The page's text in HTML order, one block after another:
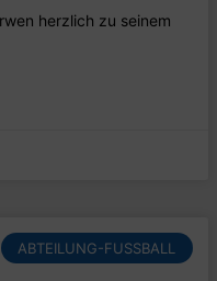
herzlich zu seinem
ABTEILUNG-FUSSBALL